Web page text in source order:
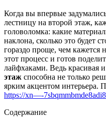
Когда вы впервые
лестницу на второй этаж,
головоломка: какие
наклона, сколько это будет
гораздо проще, чем кажется
этот процесс и готов
лайфхаками. Ведь красивая
этаж способна не только
ярким акцентом интерьера.
https://xn—-
Содержание